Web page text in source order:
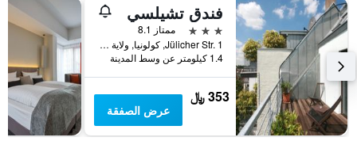
فندق تشيلسي
3 نجوم
ممتاز 8.1
Jülicher Str. 1, كولونيا, ولاية شمال الراين وستفاليا, ألمانيا
1.4 كيلومتر عن وسط المدينة
353 ﷼
عرض الصفقة